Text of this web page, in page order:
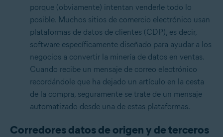
porque (obviamente) intentan venderle todo lo
posible. Muchos sitios de comercio electrónico usan
plataformas de datos de clientes (CDP), es decir,
software específicamente diseñado para ayudar a los
negocios a convertir la minería de datos en ventas.
Cuando recibe un mensaje de correo electrónico
recordándole que ha dejado un artículo en la cesta
de la compra, seguramente se trate de un mensaje
automatizado desde una de estas plataformas.
Corredores datos de origen y de terceros